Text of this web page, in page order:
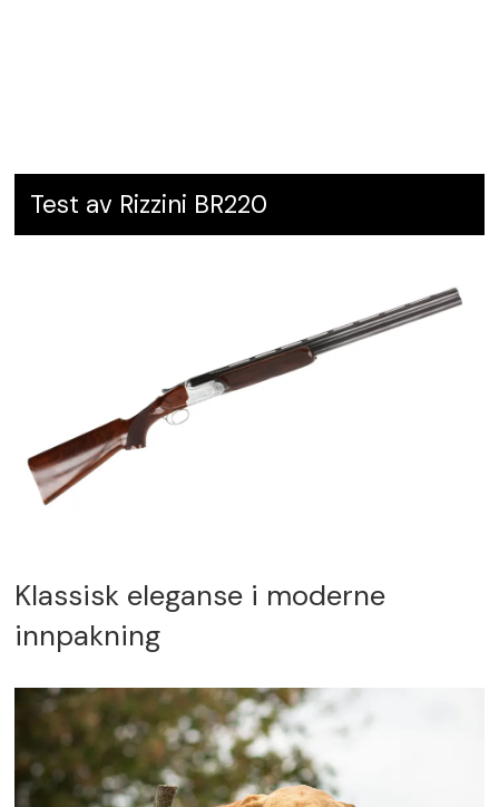
Test av Rizzini BR220
Klassisk eleganse i moderne
innpakning